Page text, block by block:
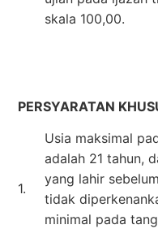
skala 100,00.
PERSYARATAN
1.
Usia maksimal
adalah 21 tahun,
yang lahir
tidak
minimal pada